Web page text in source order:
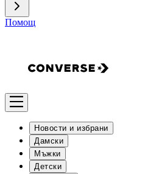
Помощ
Новости и избрани
Дамски
Мъжки
Детски